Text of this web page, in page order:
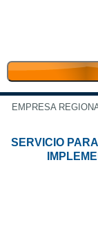
EMPRESA
SERVICIO